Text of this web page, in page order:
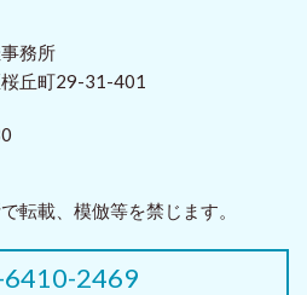
務所
丘町29-31-401
転載、模倣等を禁じます。
2469